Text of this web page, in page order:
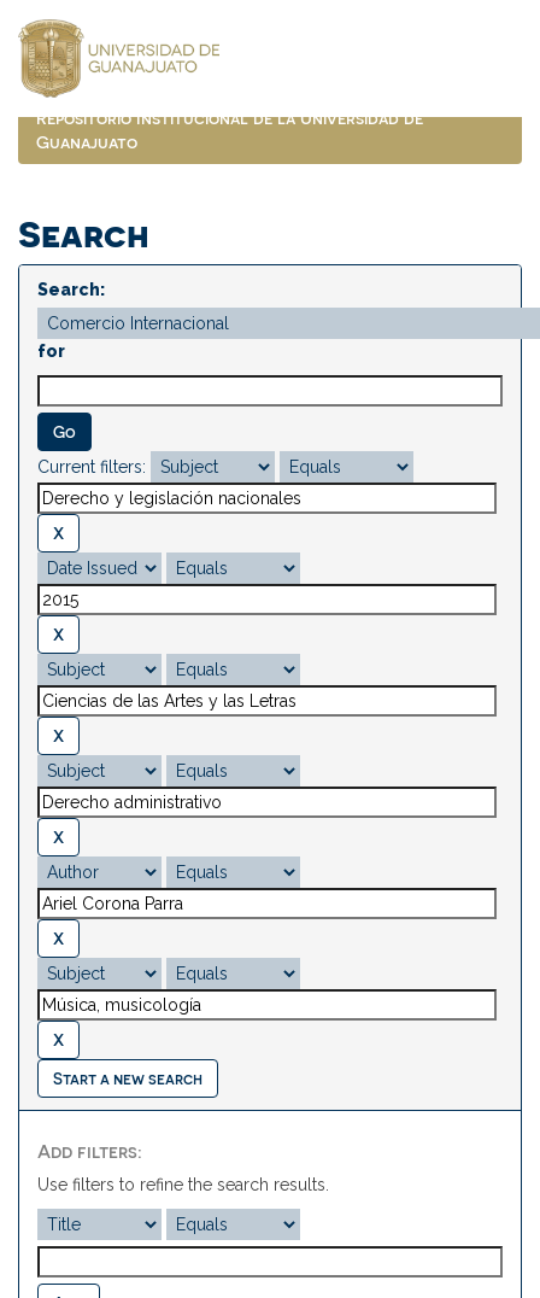
navigation
Repositorio Institucional de la Universidad de
Guanajuato
Search
Search:
for
Current filters:
Start a new search
Add filters:
Use filters to refine the search results.